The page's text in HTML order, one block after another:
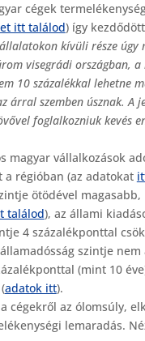
cégek
itt találod) így
kívüli része úgy
visegrádi országban, a
10 százalékkal lehetne
árral szemben úsznak. A
foglalkozniuk kevés
magyar vállalkozások
a régióban (az adatokat
ötödével magasabb,
találod), az állami
4 százalékponttal
szintje nem
(mint 10
adatok itt).
cégekről az ólomsúly,
lemaradás.